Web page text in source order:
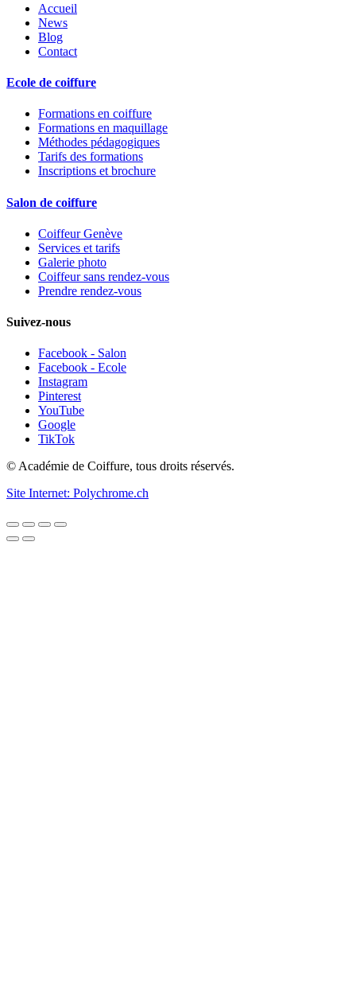
Accueil
News
Blog
Contact
Ecole de coiffure
Formations en coiffure
Formations en maquillage
Méthodes pédagogiques
Tarifs des formations
Inscriptions et brochure
Salon de coiffure
Coiffeur Genève
Services et tarifs
Galerie photo
Coiffeur sans rendez-vous
Prendre rendez-vous
Suivez-nous
Facebook - Salon
Facebook - Ecole
Instagram
Pinterest
YouTube
Google
TikTok
© Académie de Coiffure, tous droits réservés.
Site Internet: Polychrome.ch